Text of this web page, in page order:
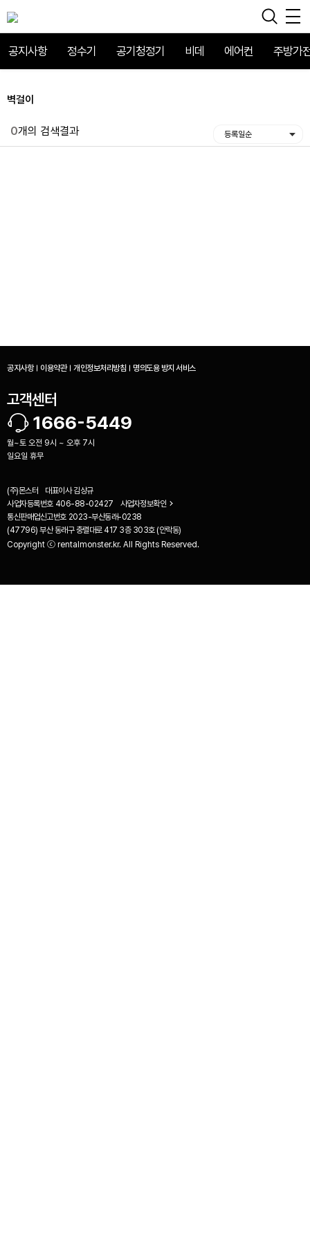
공지사항 정수기 공기청정기 비데 에어컨 주방가
벽걸이
0개의 검색결과 등록일순
공지사항 이용약관 개인정보처리방침 명의도용 방지 서비스
고객센터
1666-5449
월~토 오전 9시 ~ 오후 7시
일요일 휴무
(주)몬스터 대표이사 김상규
사업자등록번호 406-88-02427
사업자정보확인
통신판매업신고번호 2023-부산동래-0238
(47796) 부산 동래구 충렬대로 417 3층 303호 (안락동)
Copyright ⓒ rentalmonster.kr. All Rights Reserved.